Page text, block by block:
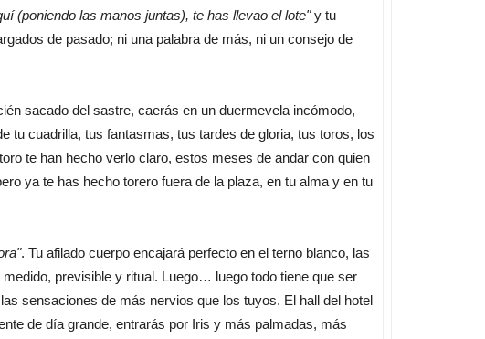
(poniendo las manos juntas), te has llevao el lote"y tu
de pasado; ni una palabra de más, ni un consejo de
sacado del sastre, caerás en un duermevela incómodo,
tu cuadrilla, tus fantasmas, tus tardes de gloria, tus toros, los
te han hecho verlo claro, estos meses de andar con quien
ya te has hecho torero fuera de la plaza, en tu alma y en tu
. Tu afilado cuerpo encajará perfecto en el terno blanco, las
previsible y ritual. Luego… luego todo tiene que ser
sensaciones de más nervios que los tuyos. El hall del hotel
de día grande, entrarás por Iris y más palmadas, más